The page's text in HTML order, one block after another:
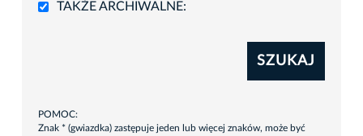
TAKŻE ARCHIWALNE:
SZUKAJ
POMOC:
Znak * (gwiazdka) zastępuje jeden lub więcej znaków, może być